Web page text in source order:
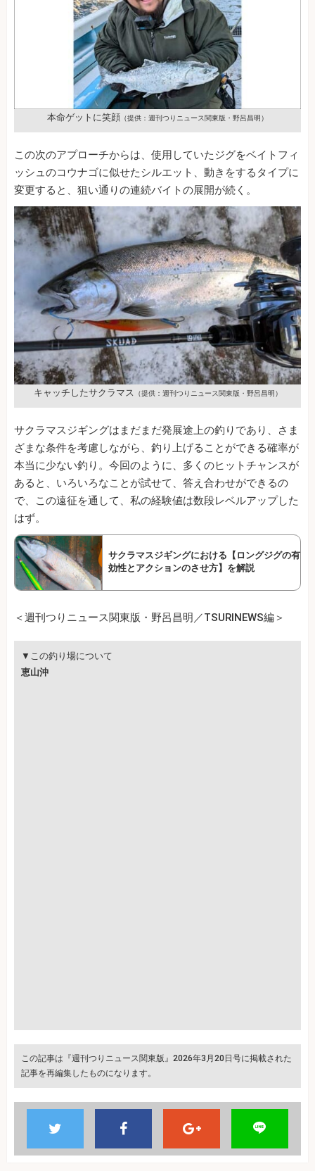
本命ゲットに笑顔 （提供：週刊つりニュース関東版・野呂昌明）
この次のアプローチからは、使用していたジグをベイトフィ
ッシュのコウナゴに似せたシルエット、動きをするタイプに
変更すると、狙い通りの連続バイトの展開が続く。
キャッチしたサクラマス （提供：週刊つりニュース関東版・野呂昌明）
サクラマスジギングはまだまだ発展途上の釣りであり、さま
ざまな条件を考慮しながら、釣り上げることができる確率が
本当に少ない釣り。今回のように、多くのヒットチャンスが
あると、いろいろなことが試せて、答え合わせができるの
で、この遠征を通して、私の経験値は数段レベルアップした
はず。
サクラマスジギングにおける【ロングジグの有
効性とアクションのさせ方】を解説
＜週刊つりニュース関東版・野呂昌明／TSURINEWS編＞
▼この釣り場について
恵山沖
この記事は『週刊つりニュース関東版』2026年3月20日号に掲載された
記事を再編集したものになります。